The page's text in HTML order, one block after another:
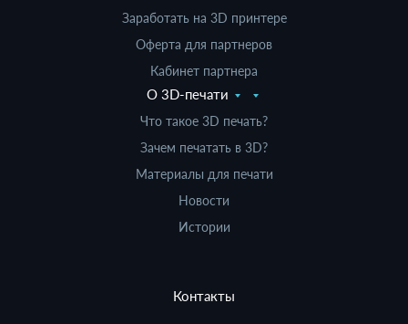
Заработать на 3D принтере
Оферта для партнеров
Кабинет партнера
О 3D-печати
Что такое 3D печать?
Зачем печатать в 3D?
Материалы для печати
Новости
Истории
Контакты